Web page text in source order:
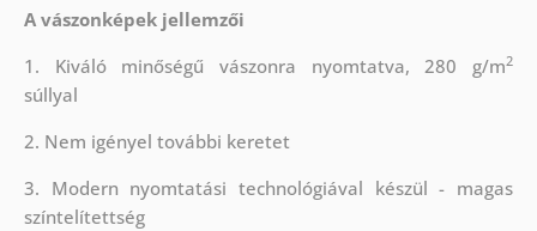
A vászonképek jellemzői
1. Kiváló minőségű vászonra nyomtatva, 280 g/m2
súllyal
2. Nem igényel további keretet
3. Modern nyomtatási technológiával készül - magas
színtelítettség